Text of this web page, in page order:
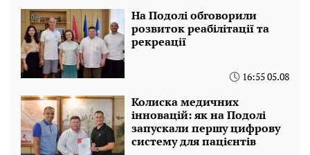
На Подолі обговорили
розвиток реабілітації та
рекреації
16:55 05.08
Колиска медичних
інновацій: як на Подолі
запускали першу цифрову
систему для пацієнтів